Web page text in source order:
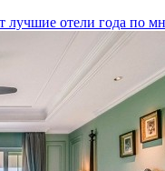
лучшие отели года по